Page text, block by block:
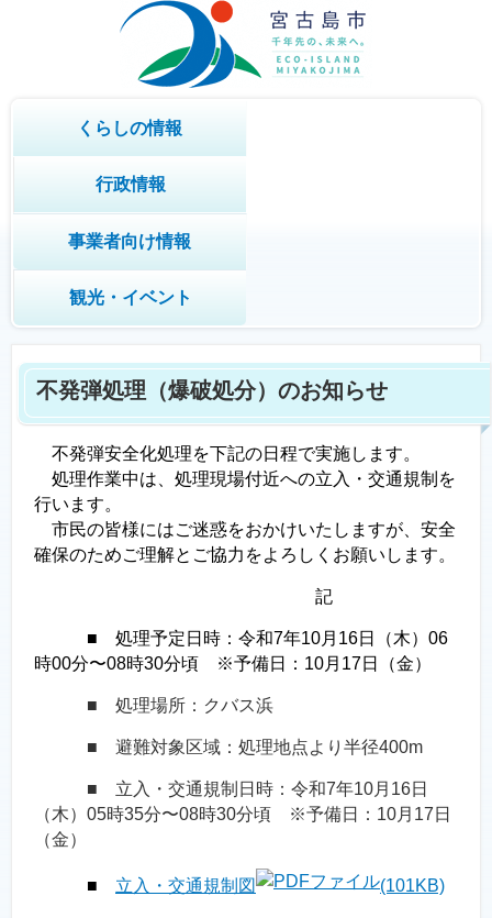
くらしの情報
行政情報
事業者向け情報
観光・イベント
不発弾処理（爆破処分）のお知らせ
不発弾安全化処理を下記の日程で実施します。
処理作業中は、処理現場付近への立入・交通規制を
行います。
市民の皆様にはご迷惑をおかけいたしますが、安全
確保のためご理解とご協力をよろしくお願いします。
記
■ 処理予定日時： 令和7年10月16日（木）06
時00分〜08時30分頃 ※予備日：10月17日（金）
■ 処理場所：クバス浜
■ 避難対象区域：処理地点より半径400m
■ 立入・交通規制日時：令和7年10月16日
（木）05時35分〜08時30分頃 ※予備日：10月17日
（金）
■ 立入・交通規制図 (101KB)